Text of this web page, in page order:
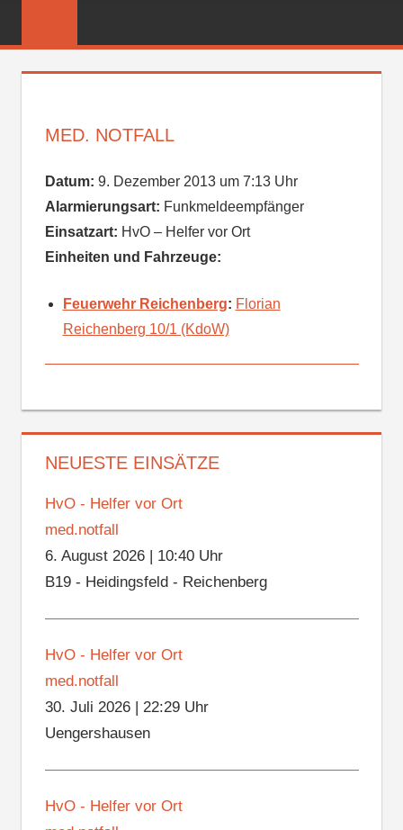
FEUERWEHR
MED. NOTFALL
Datum: 9. Dezember 2013 um 7:13 Uhr
Alarmierungsart: Funkmeldeempfänger
Einsatzart: HvO – Helfer vor Ort
Einheiten und Fahrzeuge:
Feuerwehr Reichenberg: Florian
Reichenberg 10/1 (KdoW)
NEUESTE EINSÄTZE
HvO - Helfer vor Ort
med.notfall
6. August 2026| 10:40 Uhr
B19 - Heidingsfeld - Reichenberg
HvO - Helfer vor Ort
med.notfall
30. Juli 2026| 22:29 Uhr
Uengershausen
HvO - Helfer vor Ort